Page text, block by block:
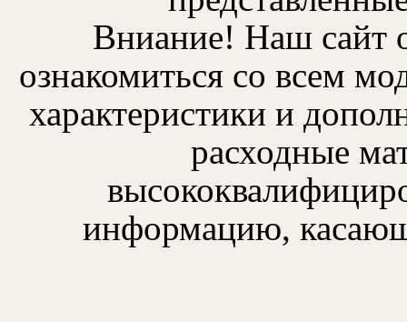
Вниание! Наш сайт
ознакомиться со всем
характеристики и
расходные
информацию,